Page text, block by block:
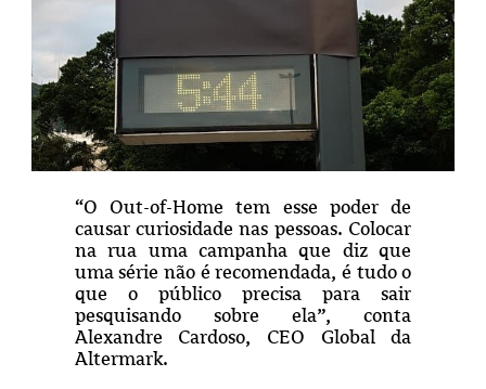
“O Out-of-Home tem esse poder de
causar curiosidade nas pessoas. Colocar
na rua uma campanha que diz que
uma série não é recomendada, é tudo o
que o público precisa para sair
pesquisando sobre ela”, conta
Alexandre Cardoso, CEO Global da
Altermark.